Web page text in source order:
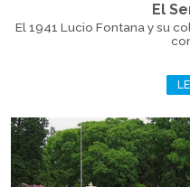
El
El 1941 Lucio Fontana y su